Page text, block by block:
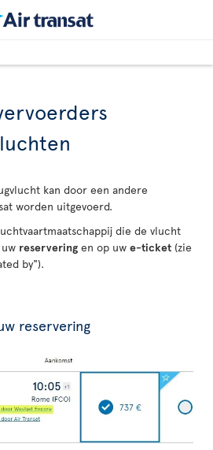
kan door een andere
worden uitgevoerd.
die de vlucht
reservering en op uw e-ticket (zie
by").
reservering